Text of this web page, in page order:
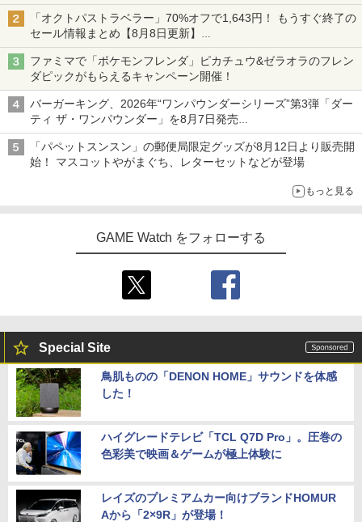
「オクトパストラベラー」70%オフで1,643円！ もうすぐ終了の
セール情報まとめ【8月8日更新】
ニンテンドーeショップでは「大神 絶景版」が67%オフで990円
ファミマで「ポケモンフレンダ」ピカチュウ&ゼラオラのフレン
ダピックがもらえるキャンペーン開催！
バーガーキング、2026年“ワンパウンダーシリーズ”第3弾「ダー
ティ ザ・ワンパウンダー」を8月7日発売
「特製ガーリックマヨソース」を使用した超大型チーズバーガー
「パペットスンスン」の郵便局限定グッズが8月12日より販売開
始！ マスコットやがまぐち、レターセットなどが登場
もっと見る
GAME Watch をフォローする
Special Site
鳥肌ものの「DENON HOME」サウンドを体感
した！
ハイグレードテレビ「TCL Q7D Pro」。圧巻の
色彩美で映画＆ゲームが極上体験に
レイズのプレミアムカー向けブランドHOMUR
Aから「2×9R」が登場！